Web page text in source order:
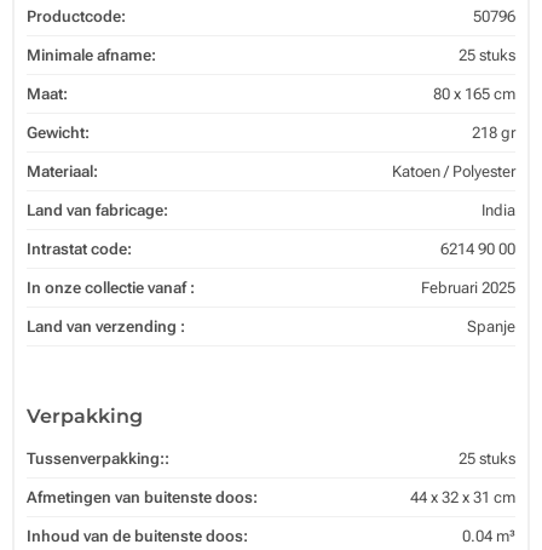
Productcode: 50796
Minimale afname: 25 stuks
Maat: 80 x 165 cm
Gewicht: 218 gr
Materiaal: Katoen / Polyester
Land van fabricage: India
Intrastat code: 6214 90 00
In onze collectie vanaf : Februari 2025
Land van verzending : Spanje
Verpakking
Tussenverpakking:: 25 stuks
Afmetingen van buitenste doos: 44 x 32 x 31 cm
Inhoud van de buitenste doos: 0.04 m³